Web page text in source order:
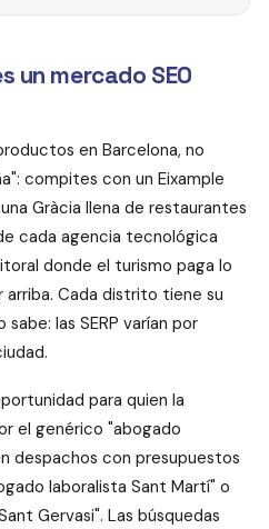
un mercado SEO
en Barcelona, no
compites con un Eixample
Gràcia llena de restaurantes
cada agencia tecnológica
donde el turismo paga lo
Cada distrito tiene su
las SERP varían por
para quien la
el genérico "abogado
despachos con presupuestos
laboralista Sant Martí" o
Gervasi". Las búsquedas